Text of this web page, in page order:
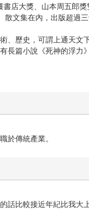
店大獎、山本周五郎獎
文集在內，出版超過三
、歷史，可謂上通天
長篇小說《死神的浮力
於傳統產業。
話比較接近年紀比我